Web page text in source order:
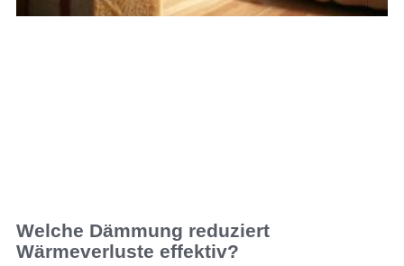
Welche Dämmung reduziert
Wärmeverluste effektiv?